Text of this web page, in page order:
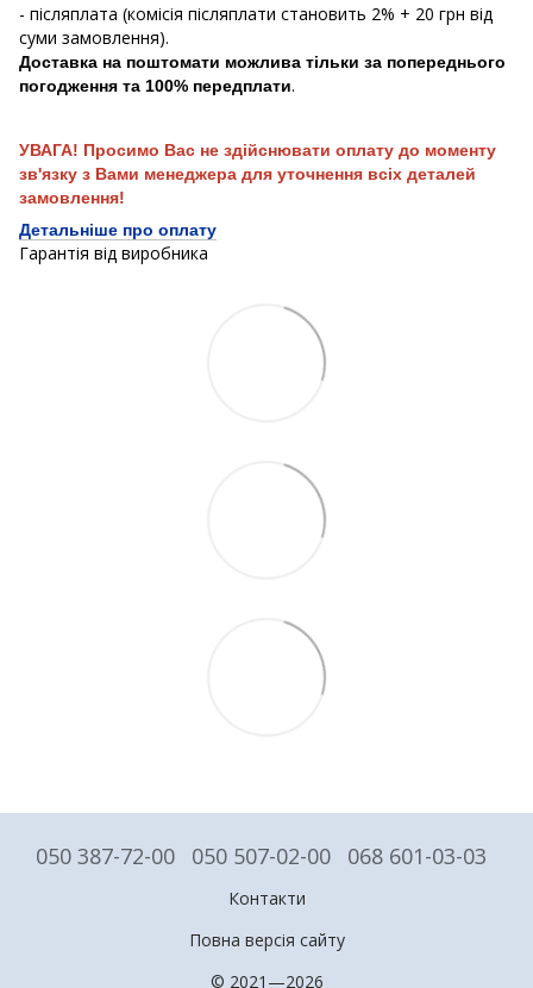
- післяплата (комісія післяплати становить 2% + 20 грн від
суми замовлення).
Доставка на поштомати можлива тільки за попереднього
погодження та 100% передплати.
УВАГА! Просимо Вас не здійснювати оплату до моменту
зв'язку з Вами менеджера для уточнення всіх деталей
замовлення!
Детальніше про оплату
Гарантія від виробника
050 387-72-00 050 507-02-00 068 601-03-03
Контакти
Повна версія сайту
© 2021—2026